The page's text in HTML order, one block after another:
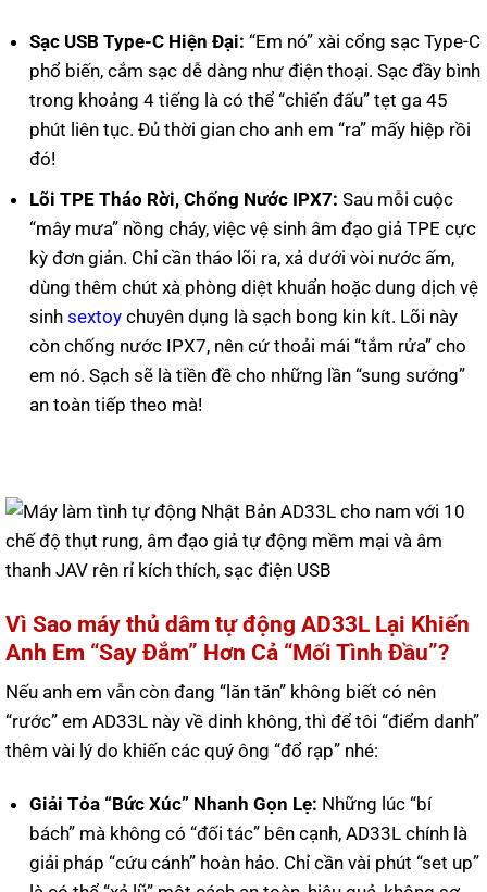
Sạc USB Type-C Hiện Đại: “Em nó” xài cổng sạc Type-C
phổ biến, cắm sạc dễ dàng như điện thoại. Sạc đầy bình
trong khoảng 4 tiếng là có thể “chiến đấu” tẹt ga 45
phút liên tục. Đủ thời gian cho anh em “ra” mấy hiệp rồi
đó!
Lõi TPE Tháo Rời, Chống Nước IPX7: Sau mỗi cuộc
“mây mưa” nồng cháy, việc vệ sinh âm đạo giả TPE cực
kỳ đơn giản. Chỉ cần tháo lõi ra, xả dưới vòi nước ấm,
dùng thêm chút xà phòng diệt khuẩn hoặc dung dịch vệ
sinhsextoy chuyên dụng là sạch bong kin kít. Lõi này
còn chống nước IPX7, nên cứ thoải mái “tắm rửa” cho
em nó. Sạch sẽ là tiền đề cho những lần “sung sướng”
an toàn tiếp theo mà!
Vì Sao máy thủ dâm tự động AD33L Lại Khiến
Anh Em “Say Đắm” Hơn Cả “Mối Tình Đầu”?
Nếu anh em vẫn còn đang “lăn tăn” không biết có nên
“rước” em AD33L này về dinh không, thì để tôi “điểm danh”
thêm vài lý do khiến các quý ông “đổ rạp” nhé:
Giải Tỏa “Bức Xúc” Nhanh Gọn Lẹ: Những lúc “bí
bách” mà không có “đối tác” bên cạnh, AD33L chính là
giải pháp “cứu cánh” hoàn hảo. Chỉ cần vài phút “set up”